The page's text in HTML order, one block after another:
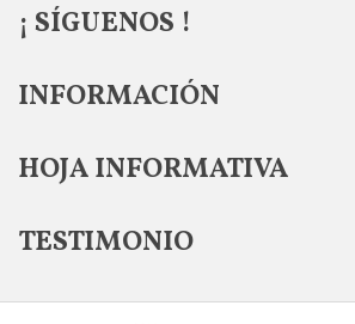
¡ SÍGUENOS !
INFORMACIÓN
HOJA INFORMATIVA
TESTIMONIO